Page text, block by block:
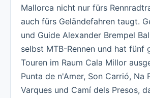
Mallorca nicht nur fürs
auch fürs Geländefahren taugt.
und Guide Alexander Brempel
selbst MTB-Rennen und hat fünf
Touren im Raum Cala Millor
Punta de n'Amer, Son Carrió, Na
Varques und Camí dels Presos,